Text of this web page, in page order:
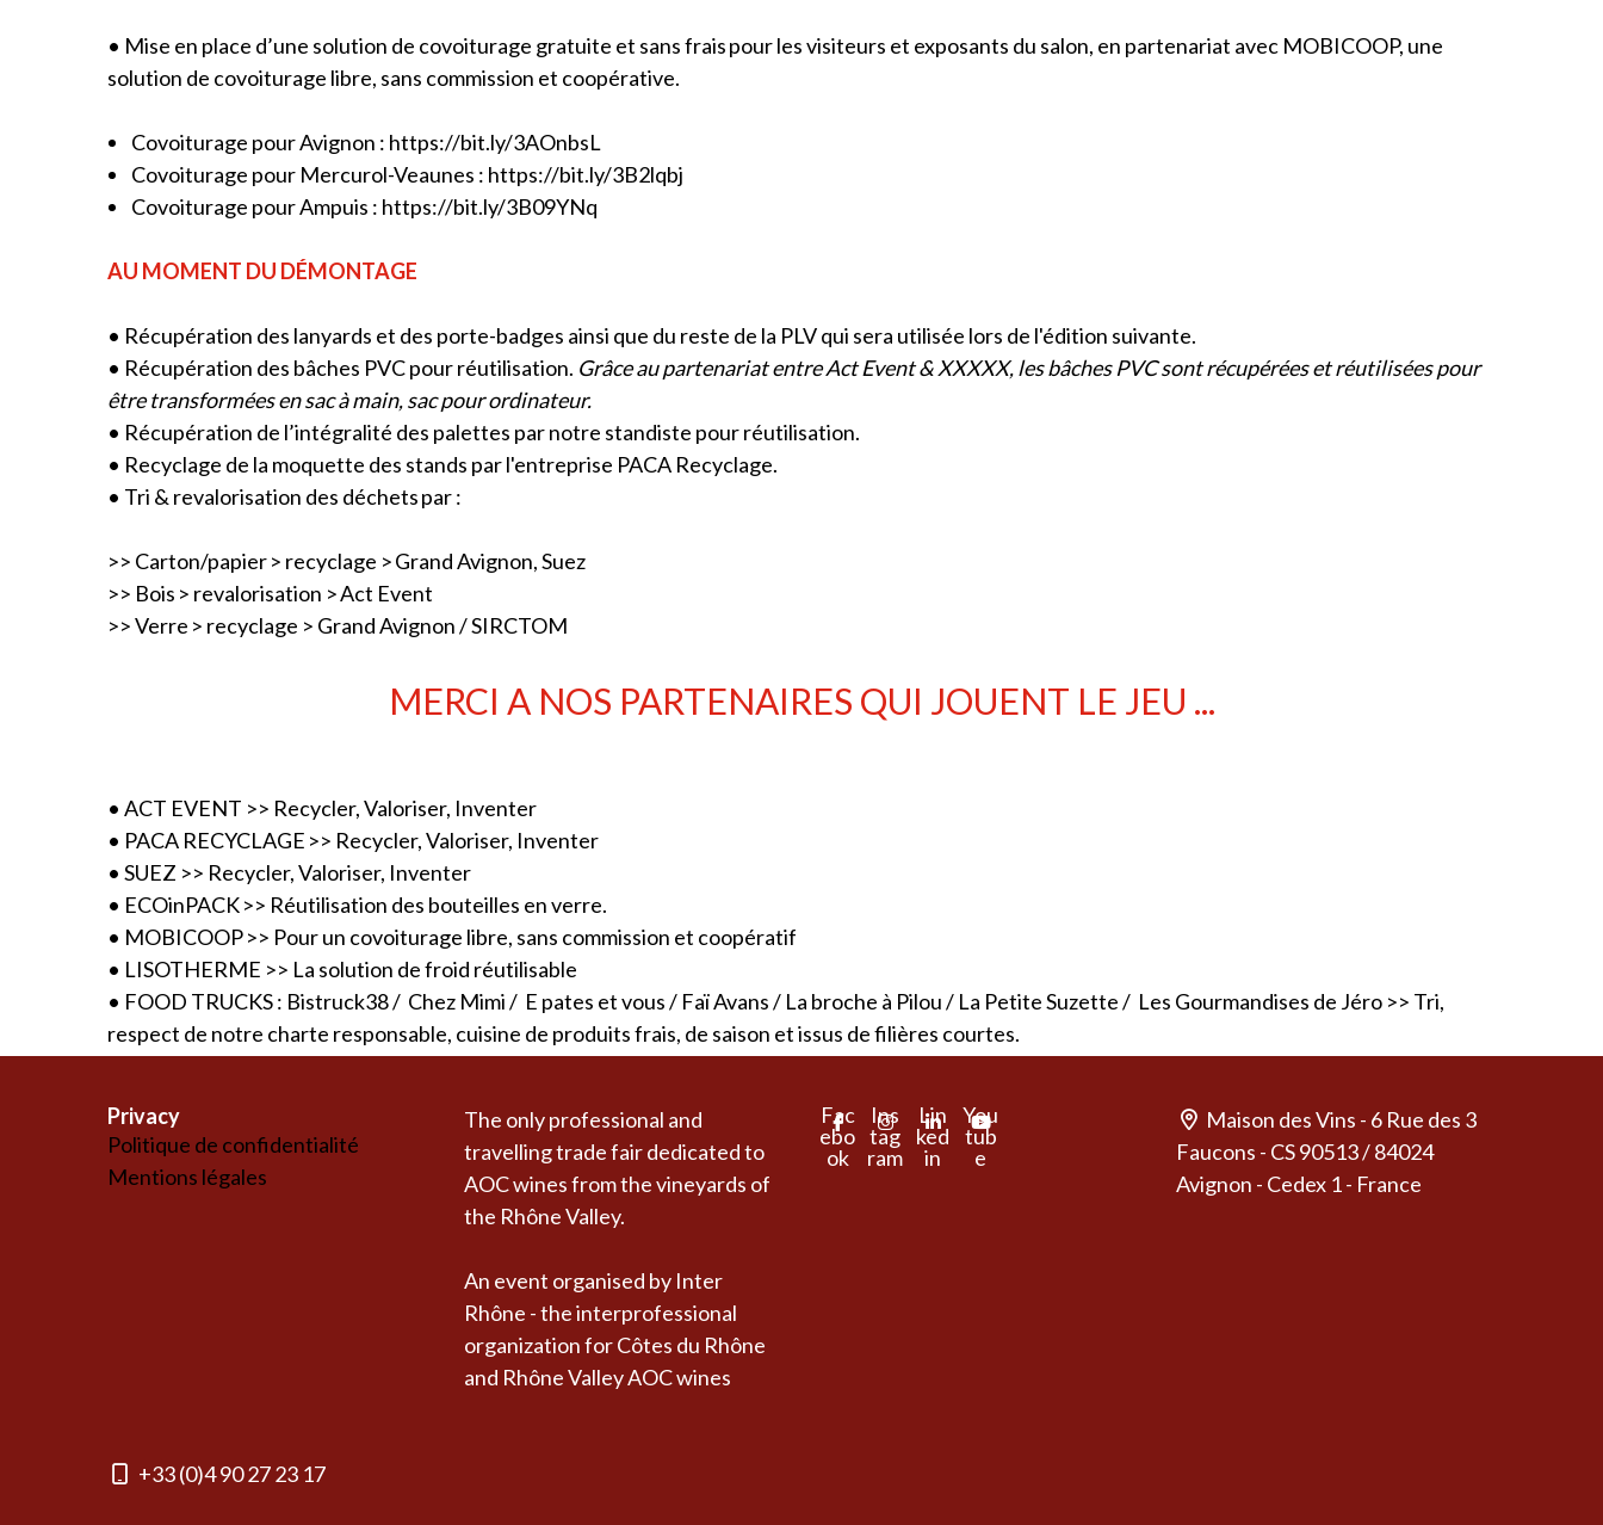
• Mise en place d’une solution de covoiturage gratuite et sans frais pour les visiteurs et exposants du salon, en partenariat avec MOBICOOP, une
solution de covoiturage libre, sans commission et coopérative.
Covoiturage pour Avignon : https://bit.ly/3AOnbsL
Covoiturage pour Mercurol-Veaunes : https://bit.ly/3B2lqbj
Covoiturage pour Ampuis : https://bit.ly/3B09YNq
AU MOMENT DU DÉMONTAGE
• Récupération des lanyards et des porte-badges ainsi que du reste de la PLV qui sera utilisée lors de l'édition suivante.
• Récupération des bâches PVC pour réutilisation. Grâce au partenariat entre Act Event & XXXXX, les bâches PVC sont récupérées et réutilisées pour
être transformées en sac à main, sac pour ordinateur.
• Récupération de l’intégralité des palettes par notre standiste pour réutilisation.
• Recyclage de la moquette des stands par l'entreprise PACA Recyclage.
• Tri & revalorisation des déchets par :
>> Carton/papier > recyclage >Grand Avignon,Suez
>> Bois > revalorisation >Act Event
>> Verre > recyclage > Grand Avignon/SIRCTOM
MERCI A NOS PARTENAIRES QUI JOUENT LE JEU ...
• ACT EVENT >> Recycler, Valoriser, Inventer
• PACA RECYCLAGE >> Recycler, Valoriser, Inventer
• SUEZ >> Recycler, Valoriser, Inventer
• ECOinPACK>> Réutilisation des bouteilles en verre.
• MOBICOOP>> Pour un covoiturage libre, sans commission et coopératif
• LISOTHERME >> La solution de froid réutilisable
• FOOD TRUCKS : Bistruck38/ Chez Mimi/ E pates et vous/ Faï Avans/ La broche à Pilou/ La Petite Suzette/ Les Gourmandises de Jéro >> Tri,
respect de notre charte responsable, cuisine de produits frais, de saison et issus de filières courtes.
Privacy
Politique de confidentialité
Mentions légales
The only professional and
travelling trade fair dedicated to
AOC wines from the vineyards of
the Rhône Valley.
An event organised by Inter
Rhône - the interprofessional
organization for Côtes du Rhône
and Rhône Valley AOC wines
Fac
ebo
ok
Ins
tag
ram
Lin
ked
in
You
tub
e
Maison des Vins - 6 Rue des 3
Faucons - CS 90513 / 84024
Avignon - Cedex 1 - France
+33 (0)4 90 27 23 17